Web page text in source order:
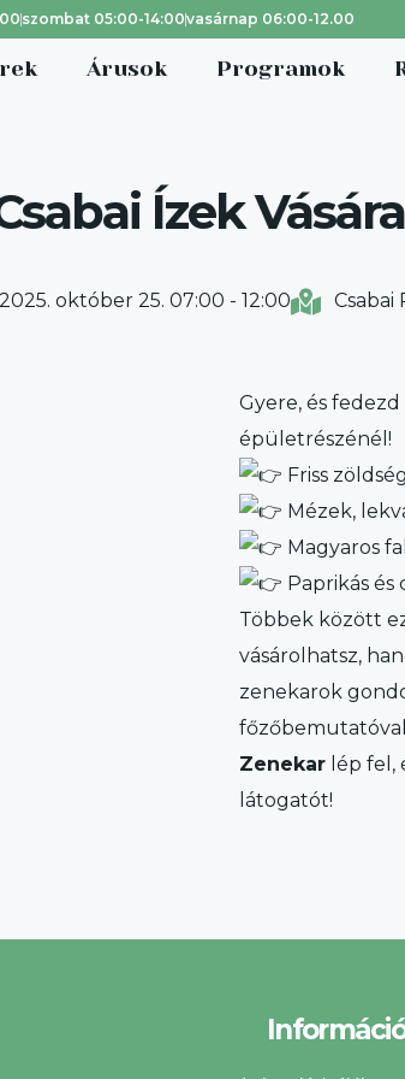
szombat 05:00-14:00vasárnap 06:00-12.00
Árusok Programok
Ízek Vására
2025. október 25. 07:00 - 12:00 Csabai
Gyere, és fedezd
épületrészénél!
Friss
Mézek,
Magyaros
Paprikás
Többek között
vásárolhatsz,
zenekarok
Zenekar lép fel,
látogatót!